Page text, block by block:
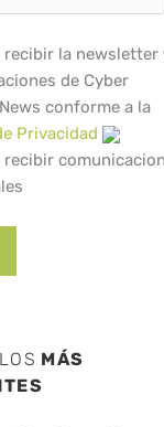
recibir la newsletter
de Cyber
conforme a la
Privacidad
recibir
MÁS